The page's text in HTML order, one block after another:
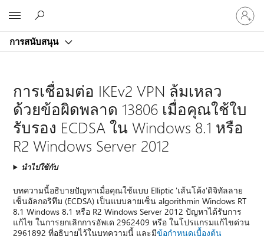
การสนับสนุน
ลงชื่อ
เข้า
บัญชี
การเชื่อมต่อ IKEv2 VPN ล้มเหลว
ด้วยข้อผิดพลาด 13806 เมื่อคุณใช้ใบ
รับรอง ECDSA ใน Windows 8.1 หรือ
R2 Windows Server 2012
นำไปใช้กับ
บทความนี้อธิบายปัญหาเมื่อคุณใช้แบบ Elliptic 'เส้นโค้ง'ดิจิทัลลาย
เซ็นอัลกอริทึม (ECDSA) เป็นแบบลายเซ็น algorithmin Windows RT
8.1 Windows 8.1 หรือ R2 Windows Server 2012 ปัญหาได้รับการ
แก้ไข ในการยกเลิกการอัพเด 2962409 หรือ ในโปรแกรมแก้ไขด่วน
2961892 ที่อธิบายไว้ในบทความนี้ และมีข้อกำหนดเบื้องต้น